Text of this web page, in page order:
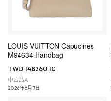
LOUIS VUITTON Capucines
M94634 Handbag
TWD 148260.10
中古品A
2026年6月7日